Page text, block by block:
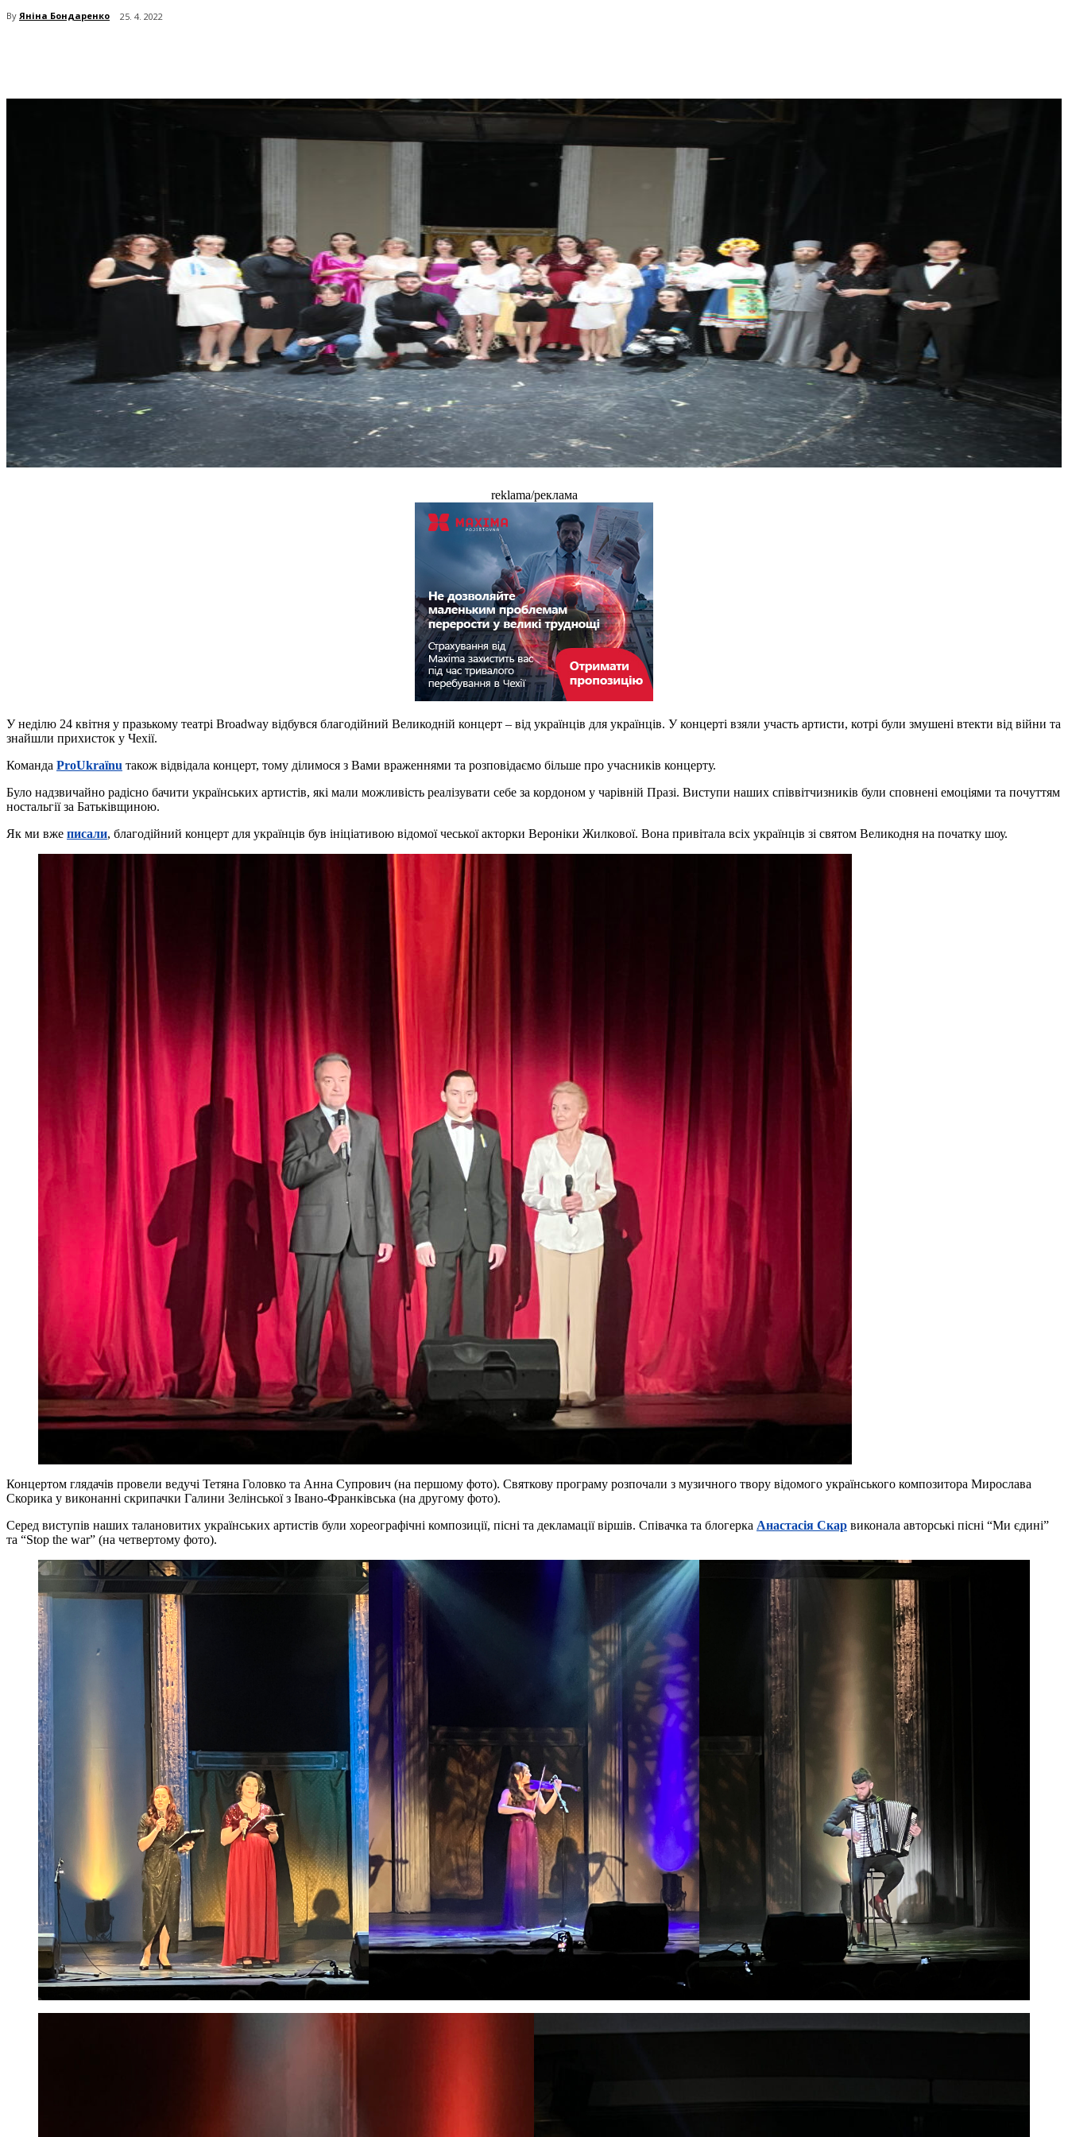
By Яніна Бондаренко 25. 4. 2022
reklama/реклама
У неділю 24 квітня у празькому театрі Broadway відбувся благодійний Великодній концерт – від українців для українців. У концерті взяли участь артисти, котрі були змушені втекти від війни та
знайшли прихисток у Чехії.
Команда ProUkraїnu також відвідала концерт, тому ділимося з Вами враженнями та розповідаємо більше про учасників концерту.
Було надзвичайно радісно бачити українських артистів, які мали можливість реалізувати себе за кордоном у чарівній Празі. Виступи наших співвітчизників були сповнені емоціями та почуттям
ностальгії за Батьківщиною.
Як ми вже писали, благодійний концерт для українців був ініціативою відомої чеської акторки Вероніки Жилкової. Вона привітала всіх українців зі святом Великодня на початку шоу.
Концертом глядачів провели ведучі Тетяна Головко та Анна Супрович (на першому фото). Святкову програму розпочали з музичного твору відомого українського композитора Мирослава
Скорика у виконанні скрипачки Галини Зелінської з Івано-Франківська (на другому фото).
Серед виступів наших талановитих українських артистів були хореографічні композиції, пісні та декламації віршів. Співачка та блогерка Анастасія Скар виконала авторські пісні “Ми єдині”
та “Stop the war” (на четвертому фото).